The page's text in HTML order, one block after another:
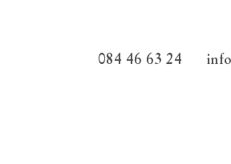
084 46 63 24